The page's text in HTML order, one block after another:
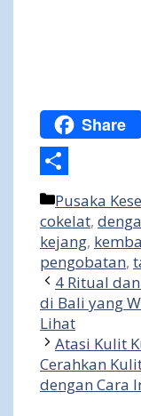
Share
Share
Categories
Pusaka
cokelat,
kejang,
pengobatan,
4 Ritual
di Bali yang
Lihat
Atasi Kulit
Cerahkan
dengan Cara